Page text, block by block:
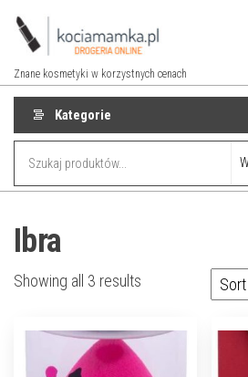
Przejdź
Znane kosmetyki w korzystnych cenach
Kategorie
Ibra
Showing all 3 results